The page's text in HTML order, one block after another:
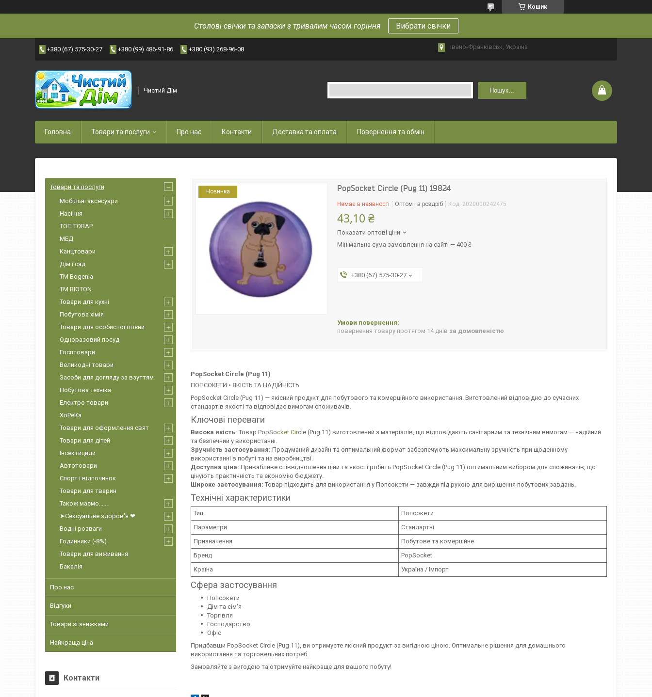
Кошик
Столові свічки та запаски з тривалим часом горіння Вибрати свічки
+380 (67) 575-30-27 +380 (99) 486-91-86 +380 (93) 268-96-08 Івано-Франківськ, Україна
Чистий Дім Пошук...
Головна Товари та послуги Про нас Контакти Доставка та оплата Повернення та обмін
Новинка PopSocket Circle (Pug 11) 19824
Немає в наявності Оптом і в роздріб Код: 2020000242475
43,10 ₴
Показати оптові ціни
Мінімальна сума замовлення на сайті — 400 ₴
+380 (67) 575-30-27
повернення товару протягом 14 днів за домовленістю
PopSocket Circle (Pug 11)
ПОПСОКЕТИ • ЯКІСТЬ ТА НАДІЙНІСТЬ
PopSocket Circle (Pug 11) — якісний продукт для побутового та комерційного використання. Виготовлений відповідно до сучасних
стандартів якості та відповідає вимогам споживачів.
Ключові переваги
Висока якість: Товар PopSocket Circle (Pug 11) виготовлений з матеріалів, що відповідають санітарним та технічним вимогам — надійний
та безпечний у використанні.
Зручність застосування: Продуманий дизайн та оптимальний формат забезпечують максимальну зручність при щоденному
використанні в побуті та на виробництві.
Доступна ціна: Привабливе співвідношення ціни та якості робить PopSocket Circle (Pug 11) оптимальним вибором для споживачів, що
цінують практичність та економію бюджету.
Широке застосування: Товар підходить для використання у Попсокети — завжди під рукою для вирішення побутових завдань.
Технічні характеристики
Тип
Попсокети
Параметри
Стандартні
Призначення
Побутове та комерційне
Бренд
PopSocket
Країна
Україна / Імпорт
Сфера застосування
Попсокети
Дім та сім'я
Торгівля
Господарство
Офіс
Придбавши PopSocket Circle (Pug 11), ви отримуєте якісний продукт за вигідною ціною. Оптимальне рішення для домашнього
використання та торговельних потреб.
Замовляйте з вигодою та отримуйте найкраще для вашого побуту!
Товари та послуги
Мобільні аксесуари
Насіння
ТОП ТОВАР
МЕД
Канцтовари
Дім і сад
ТМ Bogenia
ТМ BIOTON
Товари для кухні
Побутова хімія
Товари для особистої гігієни
Одноразовий посуд
Госптовари
Великодні товари
Засоби для догляду за взуттям
Побутова техніка
Електро товари
ХоРеКа
Товари для оформлення свят
Товари для дітей
Інсектициди
Автотовари
Спорт і відпочинок
Товари для тварин
Також маємо......
➤Сексуальне здоров'я ❤
Водні розваги
Годинники (-8%)
Товари для виживання
Бакалія
Про нас
Відгуки
Товари зі знижками
Найкраща ціна
Контакти